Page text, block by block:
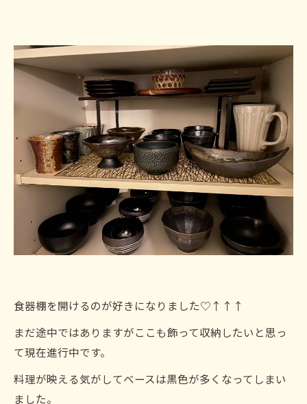
食器棚を開けるのが好きになりました♡↑↑↑
まだ途中ではありますがここも飾って収納したいと思っ
て現在進行中です。
料理が映える気がしてベースは黒色が多くなってしまい
ました。